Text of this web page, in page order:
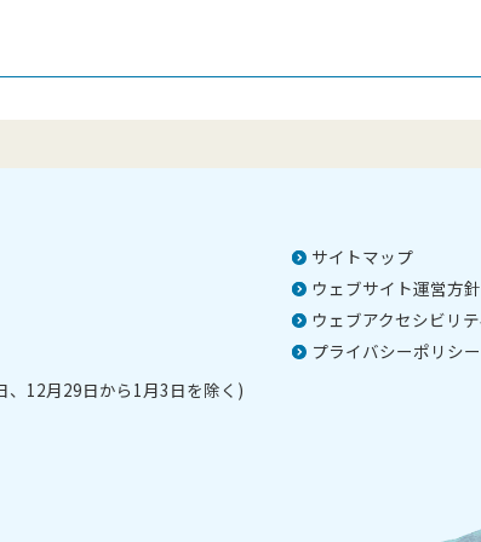
サイトマップ
ウェブサイト運営方針
ウェブアクセシビリ
プライバシーポリシー
、12月29日から1月3日を除く)